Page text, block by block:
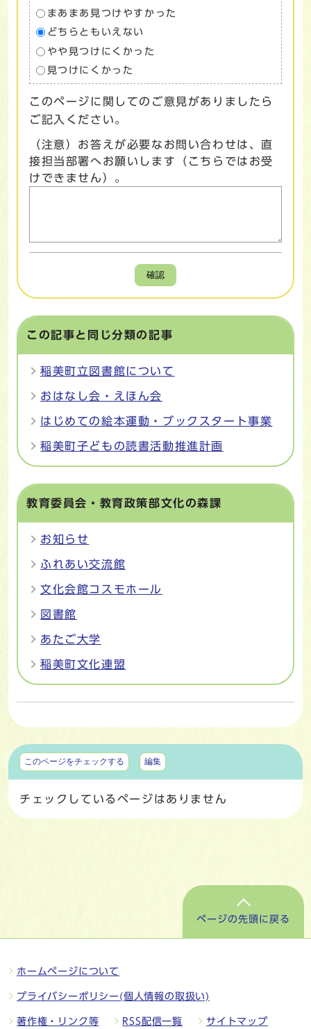
まあまあ見つけやすかった
どちらともいえない
やや見つけにくかった
見つけにくかった
このページに関してのご意見がありましたら
ご記入ください。
（注意）お答えが必要なお問い合わせは、直
接担当部署へお願いします（こちらではお受
けできません）。
確認
この記事と同じ分類の記事
稲美町立図書館について
おはなし会・えほん会
はじめての絵本運動・ブックスタート事業
稲美町子どもの読書活動推進計画
教育委員会・教育政策部文化の森課
お知らせ
ふれあい交流館
文化会館コスモホール
図書館
あたご大学
稲美町文化連盟
マイページ
このページをチェックする 編集
チェックしているページはありません
ページの先頭に戻る
ホームページについて
プライバシーポリシー(個人情報の取扱い)
著作権・リンク等 RSS配信一覧 サイトマップ